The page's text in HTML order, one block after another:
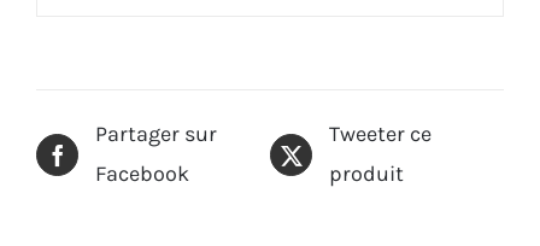
Partager sur
Facebook
Tweeter ce
produit